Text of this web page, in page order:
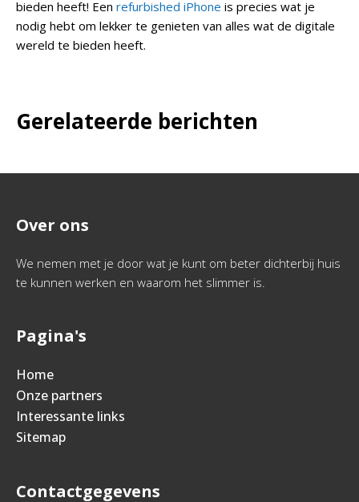
bieden heeft! Een refurbished iPhone is precies wat je
nodig hebt om lekker te genieten van alles wat de digitale
wereld te bieden heeft.
Gerelateerde berichten
Over ons
We nemen met je door wat je kunt om beter dichterbij huis
te kunnen werken en waarom het slimmer is.
Pagina's
Home
Onze partners
Interessante links
Sitemap
Contactgegevens